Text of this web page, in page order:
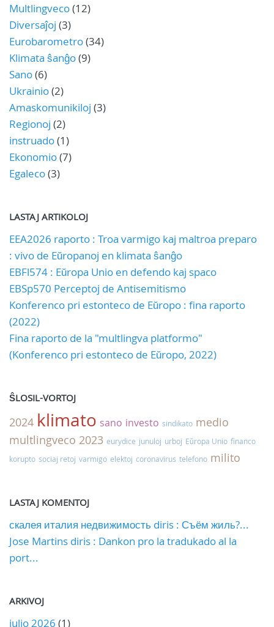
Multlingveco(12)
Diversaĵoj (3)
Eurobarometro(34)
Klimata ŝanĝo(9)
Sano(6)
Ukrainio(2)
Amaskomunikiloj (3)
Regionoj (2)
instruado(1)
Ekonomio(7)
Egaleco(3)
LASTAJ ARTIKOLOJ
EEA2026 raporto : Troa varmigo kaj maltroa preparo
: vivo de Eŭropanoj en klimata ŝanĝo
EBFl574 : Eŭropa Unio en defendo kaj spaco
EBSp570 Perceptoj de Antisemitismo
Konferenco pri estonteco de Eŭropo : fina raporto
(2022)
Fina raporto de la "multlingva platformo"
(Konferenco pri estonteco de Eŭropo, 2022)
ŜLOSIL-VORTOJ
2024 klimato sano investo sindikato medio
multlingveco 2023 eurydice junuloj urboj Eŭropa Unio financo
korupto sociaj retoj varmigo elektoj coronavirus telefono milito
LASTAJ KOMENTOJ
скалея италия недвижимость diris : Съём жиль?...
Jose Martins diris : Dankon pro la tradukado al la
port...
ARKIVOJ
julio 2026 (1)